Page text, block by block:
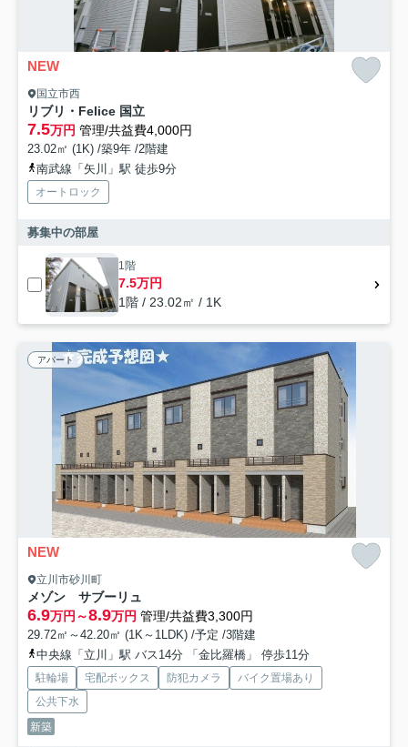
NEW
国立市西
リブリ・Felice 国立
7.5万円 管理/共益費4,000円
23.02㎡ (1K) /築9年 /2階建
南武線「矢川」駅 徒歩9分
オートロック
募集中の部屋
1階
7.5万円
1階 / 23.02㎡ / 1K
アパート
NEW
立川市砂川町
メゾン サブーリュ
6.9万円～8.9万円 管理/共益費3,300円
29.72㎡～42.20㎡ (1K～1LDK) /予定 /3階建
中央線「立川」駅 バス14分 「金比羅橋」 停歩11分
駐輪場 宅配ボックス 防犯カメラ
バイク置場あり
公共下水
新築